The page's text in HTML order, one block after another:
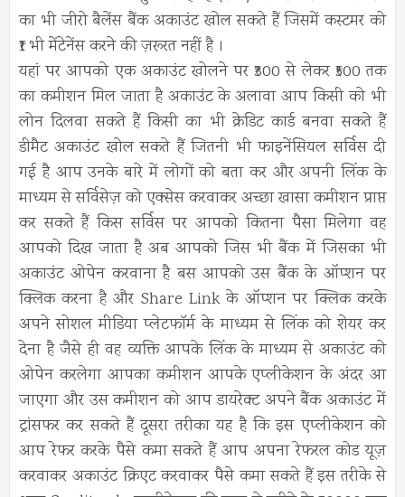
का भी जीरो बैलेंस बैंक अकाउंट खोल सकते हैं जिसमें कस्टमर को
₹1 भी मेंटेनेंस करने की ज़रूरत नहीं है ।
यहां पर आपको एक अकाउंट खोलने पर ₹300 से लेकर ₹500 तक
का कमीशन मिल जाता है अकाउंट के अलावा आप किसी को भी
लोन दिलवा सकते हैं किसी का भी क्रेडिट कार्ड बनवा सकते हैं
डीमैट अकाउंट खोल सकते हैं जितनी भी फाइनेंसियल सर्विस दी
गई है आप उनके बारे में लोगों को बता कर और अपनी लिंक के
माध्यम से सर्विसेज़ को एक्सेस करवाकर अच्छा खासा कमीशन प्राप्त
कर सकते हैं किस सर्विस पर आपको कितना पैसा मिलेगा वह
आपको दिख जाता है अब आपको जिस भी बैंक में जिसका भी
अकाउंट ओपेन करवाना है बस आपको उस बैंक के ऑप्शन पर
क्लिक करना है और Share Link के ऑप्शन पर क्लिक करके
अपने सोशल मीडिया प्लेटफॉर्म के माध्यम से लिंक को शेयर कर
देना है जैसे ही वह व्यक्ति आपके लिंक के माध्यम से अकाउंट को
ओपेन करलेगा आपका कमीशन आपके एप्लीकेशन के अंदर आ
जाएगा और उस कमीशन को आप डायरेक्ट अपने बैंक अकाउंट में
ट्रांसफर कर सकते हैं दूसरा तरीका यह है कि इस एप्लीकेशन को
आप रेफर करके पैसे कमा सकते हैं आप अपना रेफरल कोड यूज़
करवाकर अकाउंट क्रिएट करवाकर पैसे कमा सकते हैं इस तरीके से